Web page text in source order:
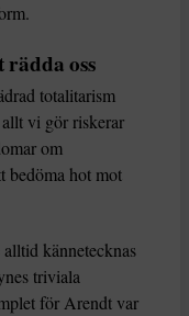
oss
totalitarism
vi gör riskerar
om
bedöma hot mot
kännetecknas
triviala
för Arendt var